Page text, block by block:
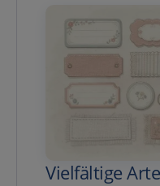
Vielfältige